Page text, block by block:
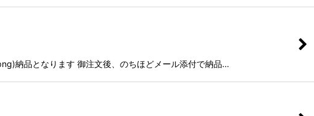
となります 御注文後、のちほどメール添付で納品…